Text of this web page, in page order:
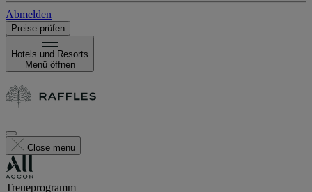
Abmelden
Preise prüfen
Hotels und Resorts
Menü öffnen
Close menu
Treueprogramm